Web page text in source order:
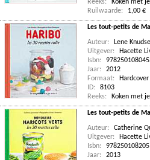
Reeks:
Koken met
Ruilwaarde:
1,00 €
Les tout-petits de
Auteur:
Lene
Uitgever:
Hacette
Isbn:
Jaar:
2012
Formaat:
Hardcover
ID:
8103
Reeks:
Koken met
Les tout-petits de
Auteur:
Catherine
Uitgever:
Hacette
Isbn:
Jaar:
2013